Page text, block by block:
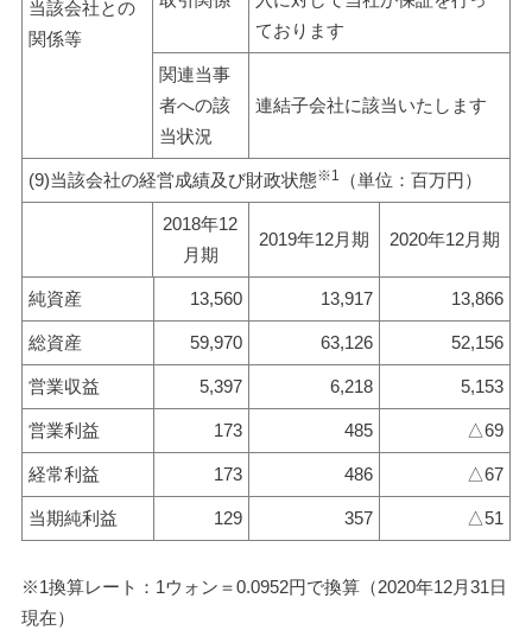
当該会社との
関係等
ております
関連当事
者への該
当状況
連結子会社に該当いたします
(9)当該会社の経営成績及び財政状態※1 （単位：百万円）
2018年12
月期
2019年12月期 2020年12月期
純資産 13,560 13,917 13,866
総資産 59,970 63,126 52,156
営業収益 5,397 6,218 5,153
営業利益 173 485 △69
経常利益 173 486 △67
当期純利益 129 357 △51
※1換算レート：1ウォン＝0.0952円で換算（2020年12月31日
現在）